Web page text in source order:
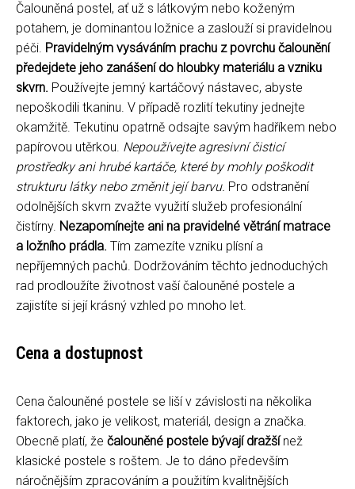
Čalouněná postel, ať už s látkovým nebo koženým
potahem, je dominantou ložnice a zaslouží si pravidelnou
péči. Pravidelným vysáváním prachu z povrchu čalounění
předejdete jeho zanášení do hloubky materiálu a vzniku
skvrn. Používejte jemný kartáčový nástavec, abyste
nepoškodili tkaninu. V případě rozlití tekutiny jednejte
okamžitě. Tekutinu opatrně odsajte savým hadříkem nebo
papírovou utěrkou. Nepoužívejte agresivní čisticí
prostředky ani hrubé kartáče, které by mohly poškodit
strukturu látky nebo změnit její barvu. Pro odstranění
odolnějších skvrn zvažte využití služeb profesionální
čistírny. Nezapomínejte ani na pravidelné větrání matrace
a ložního prádla. Tím zamezíte vzniku plísní a
nepříjemných pachů. Dodržováním těchto jednoduchých
rad prodloužíte životnost vaší čalouněné postele a
zajistíte si její krásný vzhled po mnoho let.
Cena a dostupnost
Cena čalouněné postele se liší v závislosti na několika
faktorech, jako je velikost, materiál, design a značka.
Obecně platí, že čalouněné postele bývají dražšínež
klasické postele s roštem. Je to dáno především
náročnějším zpracováním a použitím kvalitnějších